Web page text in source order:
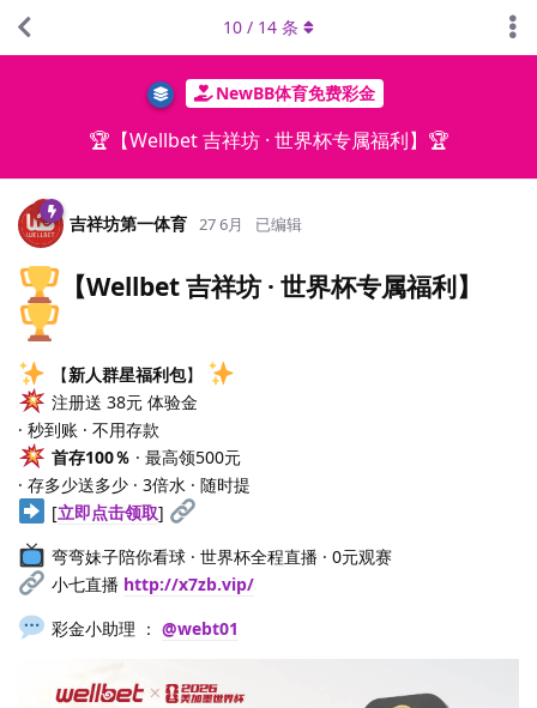
NewBB体育免费彩金
🏆【Wellbet 吉祥坊 · 世界杯专属福利】🏆
10 / 14 条
吉祥坊第一体育 27 6月 已编辑
【Wellbet 吉祥坊 · 世界杯专属福利】
【新人群星福利包】
注册送 38元 体验金
· 秒到账 · 不用存款
首存100％ · 最高领500元
· 存多少送多少 · 3倍水 · 随时提
[立即点击领取]
弯弯妹子陪你看球 · 世界杯全程直播 · 0元观赛
小七直播 http://x7zb.vip/
彩金小助理 ： @webt01